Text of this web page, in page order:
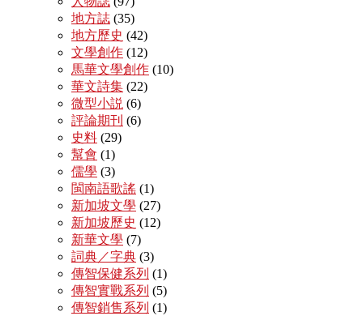
地方誌 (35)
地方歷史 (42)
文學創作 (12)
馬華文學創作 (10)
華文詩集 (22)
微型小説 (6)
評論期刊 (6)
史料 (29)
幫會 (1)
儒學 (3)
閩南語歌謠 (1)
新加坡文學 (27)
新加坡歷史 (12)
新華文學 (7)
詞典／字典 (3)
傳智保健系列 (1)
傳智實戰系列 (5)
傳智銷售系列 (1)